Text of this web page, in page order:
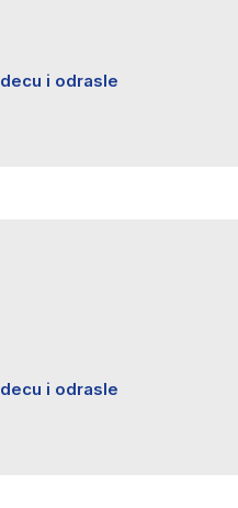
i odrasle
i odrasle